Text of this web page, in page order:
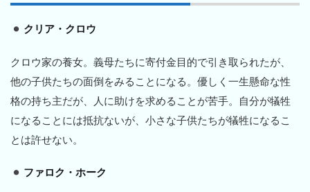
クリア・クロウ
クロウ家の養女。義母たちに寄付金目的で引き取られたが、
他の子供たちの面倒をみることになる。優しく一生懸命な性
格の持ち主だが、人に助けを求めることが苦手。自分が犠牲
になることには抵抗ないが、小さな子供たちが犠牲になるこ
とは許せない。
ファロク・ホーク